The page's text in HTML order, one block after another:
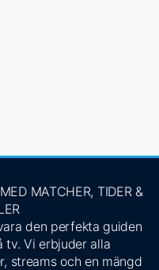
MATCHER, TIDER &
den perfekta guiden
Vi erbjuder alla
streams och en mängd